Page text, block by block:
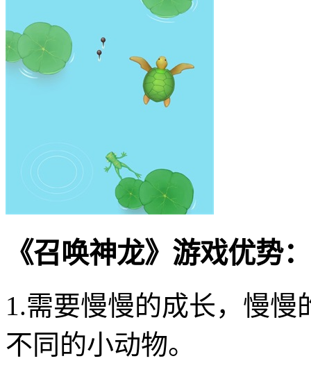
《召唤神龙》游戏优势：
1.需要慢慢的成长，慢
不同的小动物。